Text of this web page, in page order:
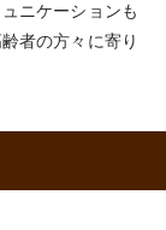
ニケーションも
者の方々に寄り